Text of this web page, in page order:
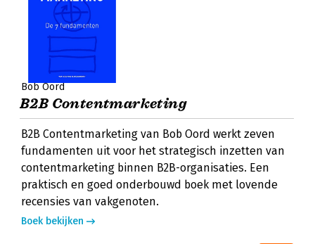
Bob Oord
B2B Contentmarketing
B2B Contentmarketing van Bob Oord werkt zeven
fundamenten uit voor het strategisch inzetten van
contentmarketing binnen B2B-organisaties. Een
praktisch en goed onderbouwd boek met lovende
recensies van vakgenoten.
Boek bekijken